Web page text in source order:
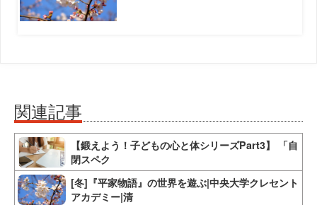
関連記事
【鍛えよう！子どもの心と体シリーズPart3】 「自
閉スペク
[冬]『平家物語』の世界を遊ぶ|中央大学クレセント
アカデミー|清